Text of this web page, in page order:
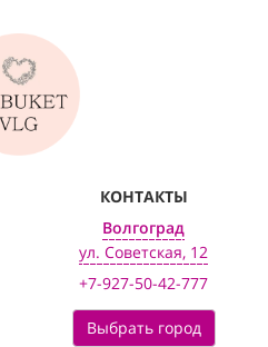
КОНТАКТЫ
Волгоград
ул. Советская, 12
+7-927-50-42-777
Выбрать город